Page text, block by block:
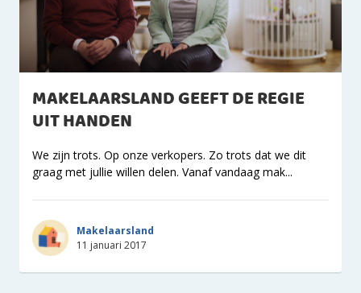
MAKELAARSLAND GEEFT DE REGIE
UIT HANDEN
We zijn trots. Op onze verkopers. Zo trots dat we dit
graag met jullie willen delen. Vanaf vandaag mak...
Makelaarsland
11 januari 2017